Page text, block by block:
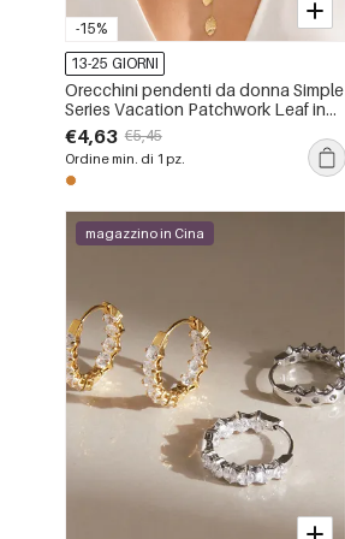
-15%
13-25 GIORNI
Orecchini pendenti da donna Simple
Series Vacation Patchwork Leaf in
acciaio inossidabile, impermeabili,
colore oro.
€4,63 €5,45
Ordine min. di 1 pz.
magazzino in Cina